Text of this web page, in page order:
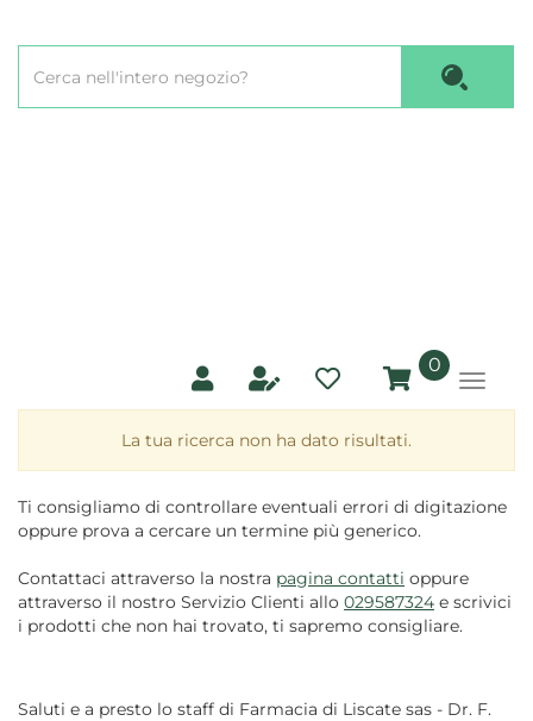
principale
Prodotto
0prodotti
inseriti
La tua ricerca non ha dato risultati.
Ti consigliamo di controllare eventuali errori di digitazione
oppure prova a cercare un termine più generico.
Contattaci attraverso la nostra pagina contatti oppure
attraverso il nostro Servizio Clienti allo 029587324 e scrivici
i prodotti che non hai trovato, ti sapremo consigliare.
Saluti e a presto lo staff di Farmacia di Liscate sas - Dr. F.